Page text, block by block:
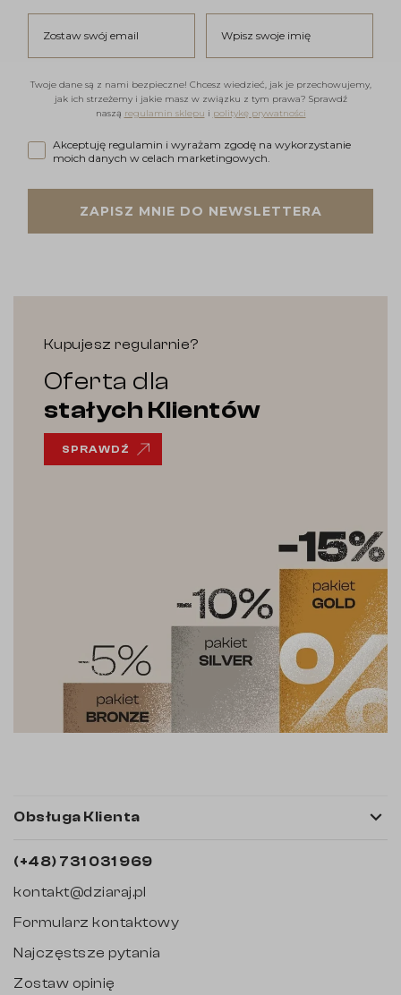
Twoje dane są z nami bezpieczne! Chcesz wiedzieć, jak je przechowujemy,
jak ich strzeżemy i jakie masz w związku z tym prawa? Sprawdź
naszą regulamin sklepu i politykę prywatności
Akceptuję regulamin i wyrażam zgodę na wykorzystanie
Akceptuję regulamin i wyrażam zgodę na wykorzystanie
moich danych w celach marketingowych.
ZAPISZ MNIE DO NEWSLETTERA
Kupujesz regularnie?
Oferta dla
stałych Klientów
SPRAWDŹ
Obsługa Klienta 
(+48) 731 031 969
kontakt@dziaraj.pl
Formularz kontaktowy
Najczęstsze pytania
Zostaw opinię